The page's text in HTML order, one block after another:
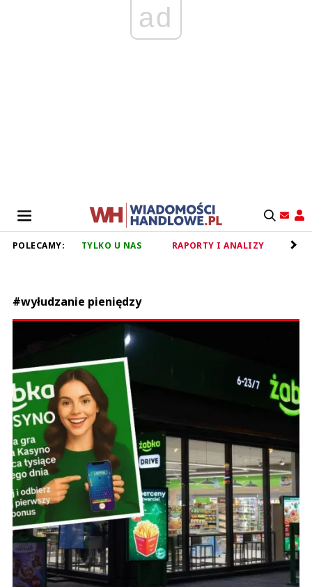
ad
POLECAMY: TYLKO U NAS RAPORTY I ANALIZY
#wyłudzanie pieniędzy